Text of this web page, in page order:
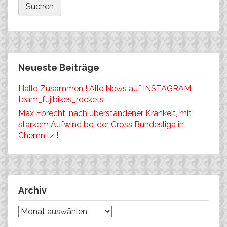
Neueste Beiträge
Hallo Zusammen ! Alle News auf INSTAGRAM:
team_fujibikes_rockets
Max Ebrecht, nach überstandener Krankeit, mit
starkem Aufwind bei der Cross Bundesliga in
Chemnitz !
Archiv
Archiv